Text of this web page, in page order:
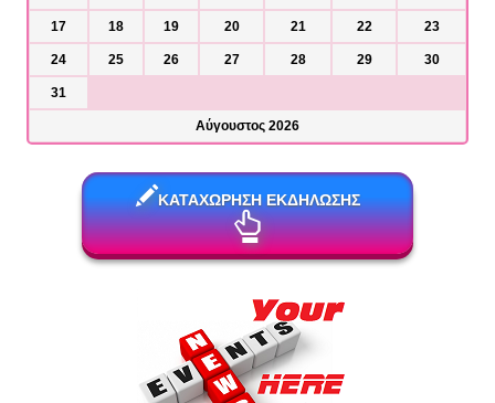
17 18 19 20 21 22 23
24 25 26 27 28 29 30
31
Αύγουστος 2026
ΚΑΤΑΧΩΡΗΣΗ ΕΚΔΗΛΩΣΗΣ